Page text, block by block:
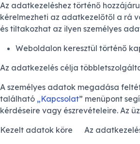
Az adatkezeléshez történő
kérelmezheti az adatkezelőtől a rá
és tiltakozhat az ilyen személyes
Weboldalon keresztül történő
Az adatkezelés célja
A személyes adatok megadása
található „Kapcsolat” menüpont
kérdéseire vagy észrevételeire. Az
Kezelt adatok köre Az